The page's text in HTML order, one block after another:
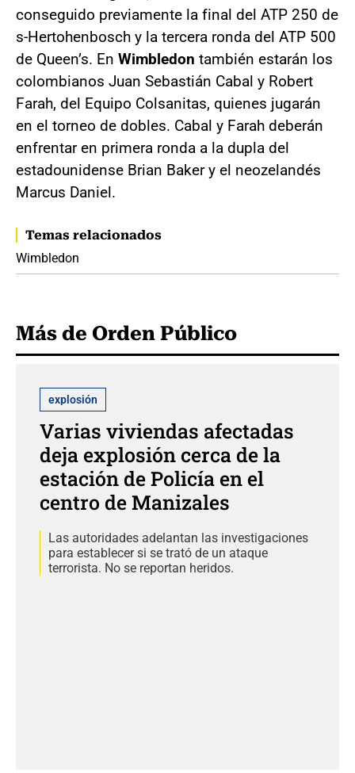
conseguido previamente la final del ATP 250 de
s-Hertohenbosch y la tercera ronda del ATP 500
de Queen’s. En Wimbledon también estarán los
colombianos Juan Sebastián Cabal y Robert
Farah, del Equipo Colsanitas, quienes jugarán
en el torneo de dobles. Cabal y Farah deberán
enfrentar en primera ronda a la dupla del
estadounidense Brian Baker y el neozelandés
Marcus Daniel.
Temas relacionados
Wimbledon
Más de Orden Público
explosión
Varias viviendas afectadas
deja explosión cerca de la
estación de Policía en el
centro de Manizales
Las autoridades adelantan las investigaciones
para establecer si se trató de un ataque
terrorista. No se reportan heridos.